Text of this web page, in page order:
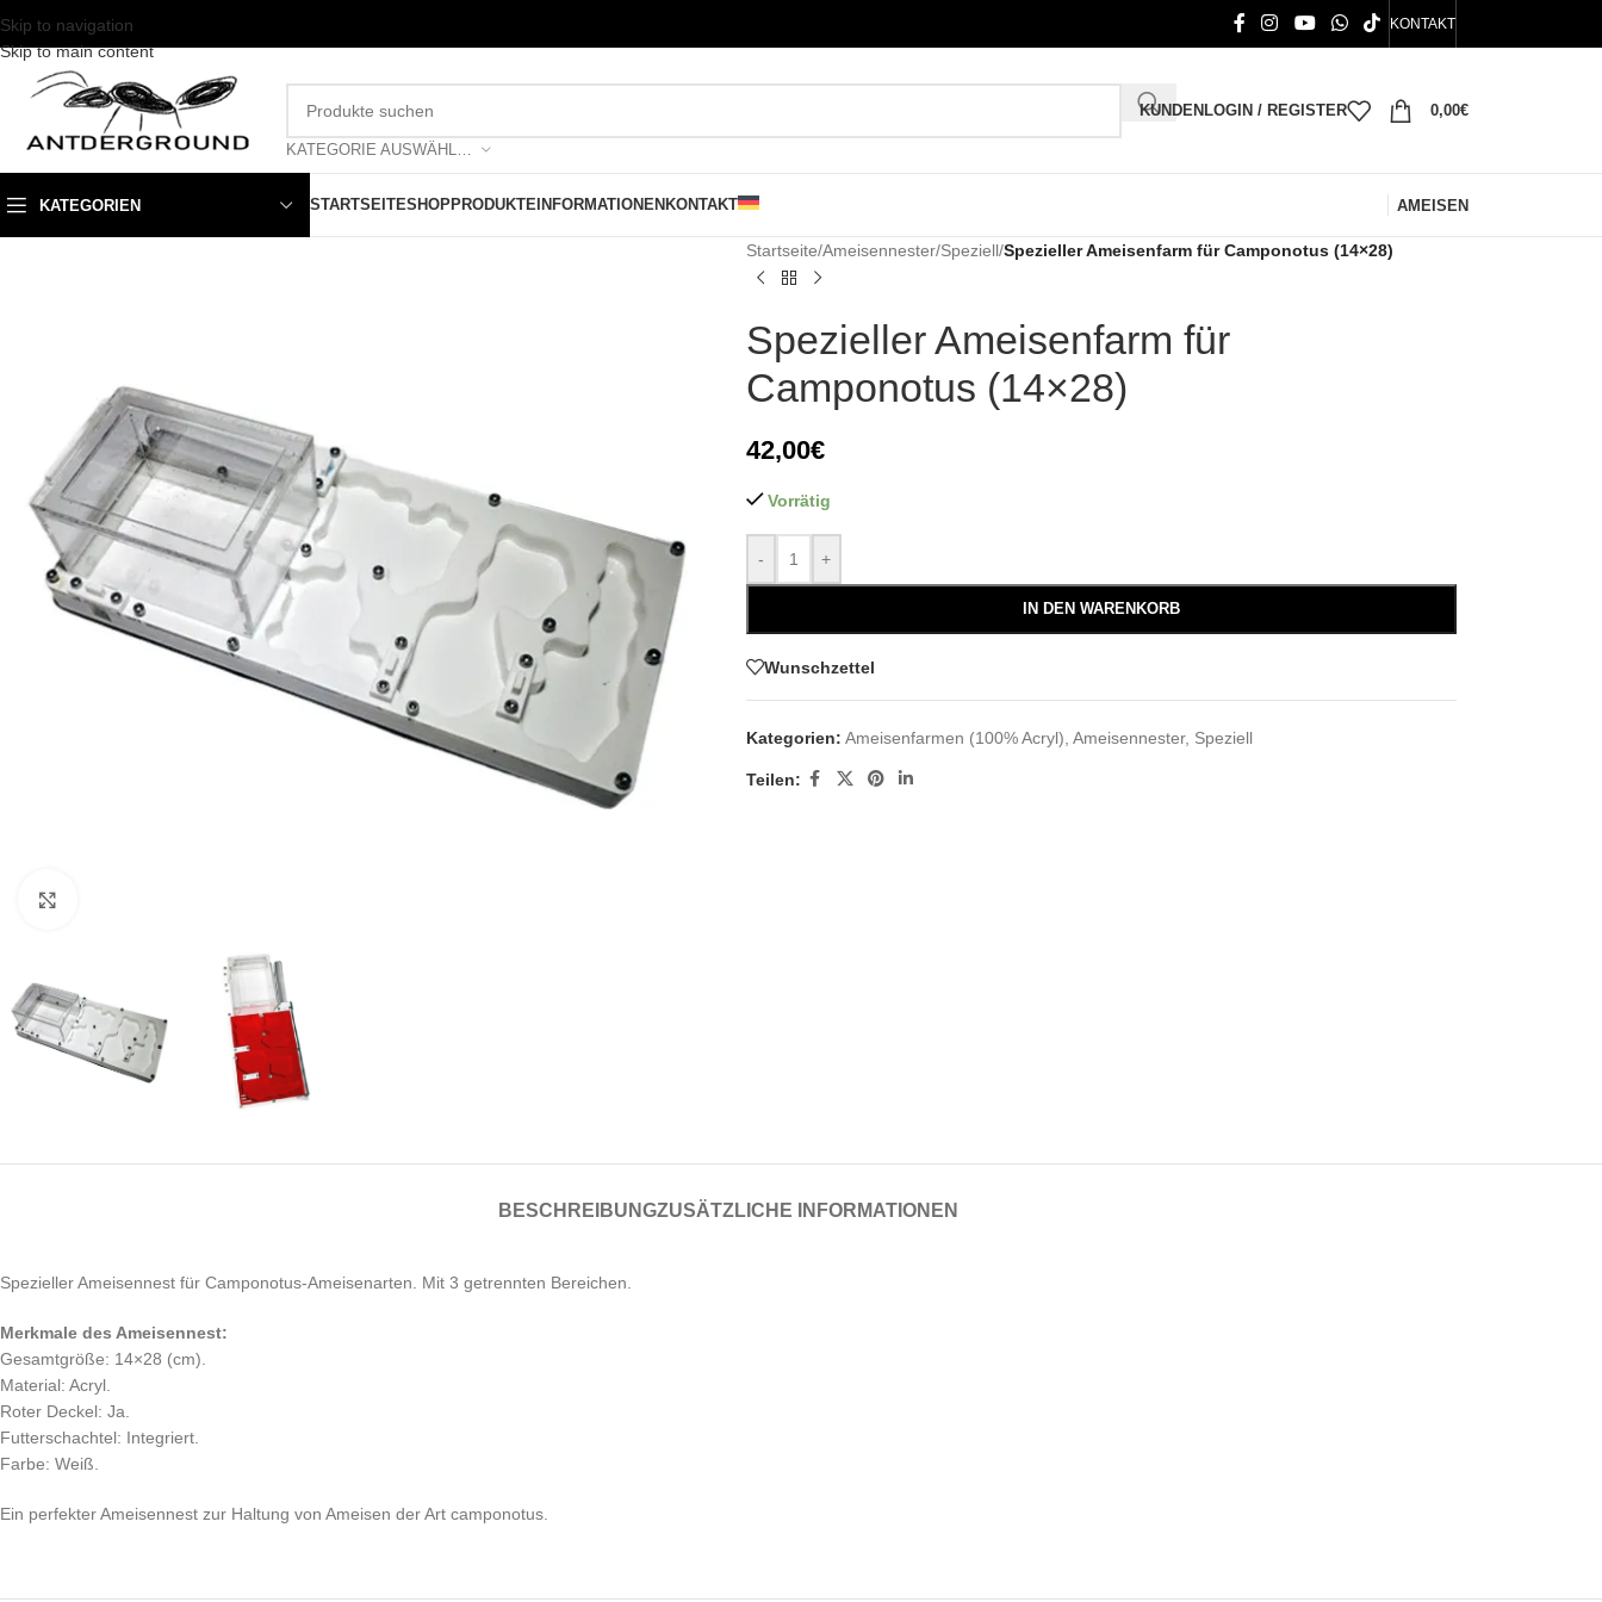
Skip to navigation
Skip to main content
KONTAKT
KUNDENLOGIN / REGISTER 0,00€
KATEGORIEN STARTSEITESHOPPRODUKTE INFORMATIONEN KONTAKT AMEISEN
Startseite/Ameisennester/Speziell/Spezieller Ameisenfarm für Camponotus (14×28)
Spezieller Ameisenfarm für
Camponotus (14×28)
42,00€
Vorrätig
- +
IN DEN WARENKORB
Wunschzettel
Kategorien: Ameisenfarmen (100% Acryl) Ameisennester, Speziell
Teilen:
BESCHREIBUNGZUSÄTZLICHE INFORMATIONEN
Spezieller Ameisennest für Camponotus-Ameisenarten. Mit 3 getrennten Bereichen.
Merkmale des Ameisennest:
Gesamtgröße: 14×28 (cm).
Material: Acryl.
Roter Deckel: Ja.
Futterschachtel: Integriert.
Farbe: Weiß.
Ein perfekter Ameisennest zur Haltung von Ameisen der Art camponotus.